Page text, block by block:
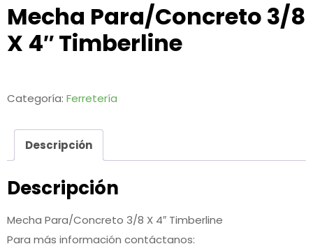
Mecha Para/Concreto 3/8
X 4″ Timberline
Categoría: Ferretería
Descripción
Descripción
Mecha Para/Concreto 3/8 X 4″ Timberline
Para más información contáctanos: